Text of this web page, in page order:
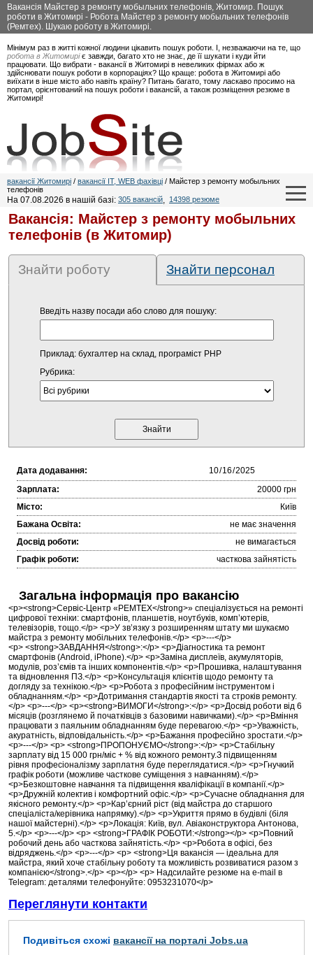
Вакансія Майстер з ремонту мобыльних телефонів, Житомир. Пошук
роботи в Житомирі - Робота Майстер з ремонту мобыльних телефонів
(Ремтех). Шукаю роботу в Житомирі.
Мінімум раз в житті кожної людини цікавить пошук роботи. І, незважаючи на те, що
робота в Житомиріє завжди, багато хто не знає, де її шукати і куди йти
працювати. Що вибрати - вакансії в Житомирі в невеликих фірмах або ж
здійснювати пошук роботи в корпораціях? Що краще: робота в Житомирі або
виїхати в інше місто або навіть країну? Питань багато, тому ласкаво просимо на
портал, орієнтований на пошук роботи і вакансій, а також розміщення резюме в
Житомирі!
вакансії Житомирі / вакансії IT, WEB фахівці / Майстер з ремонту мобыльних
телефонів
На 07.08.2026 в нашій базі: 305 вакансій, 14398 резюме
Вакансія: Майстер з ремонту мобыльних
телефонів (в Житомир)
Знайти роботу Знайти персонал
Введіть назву посади або слово для пошуку:
Приклад: бухгалтер на склад, програміст PHP
Рубрика:
Дата додавання:
Зарплата:
20000 грн
Місто:
Київ
Бажана Освіта:
не має значення
Досвід роботи:
не вимагається
Графік роботи:
часткова зайнятість
Загальна інформація про вакансію
<p><strong>Сервіс-Центр «РЕМТЕХ</strong>» спеціалізується на ремонті
цифрової техніки: смартфонів, планшетів, ноутбуків, комп’ютерів,
телевізорів, тощо.</p> <p>У зв’язку з розширенням штату ми шукаємо
майстра з ремонту мобільних телефонів.</p> <p>---</p>
<p> <strong>ЗАВДАННЯ</strong>:</p> <p>Діагностика та ремонт
смартфонів (Android, iPhone).</p> <p>Заміна дисплеїв, акумуляторів,
модулів, роз’ємів та інших компонентів.</p> <p>Прошивка, налаштування
та відновлення ПЗ.</p> <p>Консультація клієнтів щодо ремонту та
догляду за технікою.</p> <p>Робота з професійним інструментом і
обладнанням.</p> <p>Дотримання стандартів якості та строків ремонту.
</p> <p>---</p> <p><strong>ВИМОГИ</strong>:</p> <p>Досвід роботи від 6
місяців (розглянемо й початківців з базовими навичками).</p> <p>Вміння
працювати з паяльним обладнанням буде перевагою.</p> <p>Уважність,
акуратність, відповідальність.</p> <p>Бажання професійно зростати.</p>
<p>---</p> <p> <strong>ПРОПОНУЄМО</strong>:</p> <p>Стабільну
зарплату від 15 000 грн/міс + % від кожного ремонту.З підвищенням
рівня професіоналізму зарплатня буде переглядатися.</p> <p>Гнучкий
графік роботи (можливе часткове суміщення з навчанням).</p>
<p>Безкоштовне навчання та підвищення кваліфікації в компанії.</p>
<p>Дружній колектив і комфортний офіс.</p> <p>Сучасне обладнання для
якісного ремонту.</p> <p>Кар’єрний ріст (від майстра до старшого
спеціаліста/керівника напрямку).</p> <p>Укриття прямо в будівлі (біля
нашої майстерні).</p> <p>Локація: Київ, вул. Авіаконструктора Антонова,
5.</p> <p>---</p> <p> <strong>ГРАФІК РОБОТИ:</strong></p> <p>Повний
робочий день або часткова зайнятість.</p> <p>Робота в офісі, без
відряджень.</p> <p>---</p> <p> <strong>Ця вакансія — ідеальна для
майстра, який хоче стабільну роботу та можливість розвиватися разом з
компанією</strong>.</p> <p></p> <p> Надсилайте резюме на e-mail в
Telegram: деталями телефонуйте: 0953231070</p>
Переглянути контакти
Подивіться схожі вакансії на порталі Jobs.ua